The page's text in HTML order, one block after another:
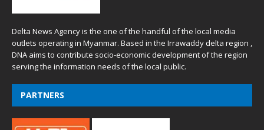
Delta News Agency is the one of the handful of the local media
outlets operating in Myanmar. Based in the Irrawaddy delta region ,
DNA aims to contribute socio-economic development of the region
serving the information needs of the local public.
PARTNERS